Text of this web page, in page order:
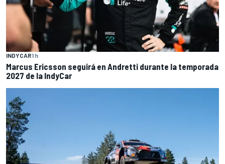
INDYCAR1 h
Marcus Ericsson seguirá en Andretti durante la temporada
2027 de la IndyCar